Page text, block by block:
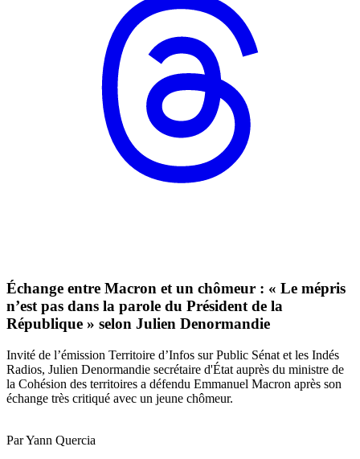
Échange entre Macron et un chômeur : « Le mépris
n’est pas dans la parole du Président de la
République » selon Julien Denormandie
Invité de l’émission Territoire d’Infos sur Public Sénat et les Indés
Radios, Julien Denormandie secrétaire d'État auprès du ministre de
la Cohésion des territoires a défendu Emmanuel Macron après son
échange très critiqué avec un jeune chômeur.
Par Yann Quercia